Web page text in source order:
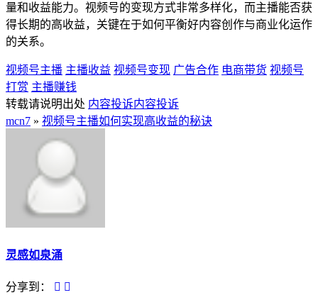
量和收益能力。视频号的变现方式非常多样化，而主播能否获
得长期的高收益，关键在于如何平衡好内容创作与商业化运作
的关系。
视频号主播 主播收益 视频号变现 广告合作 电商带货 视频号
打赏 主播赚钱
转载请说明出处 内容投诉内容投诉
mcn7 » 视频号主播如何实现高收益的秘诀
灵感如泉涌
分享到：